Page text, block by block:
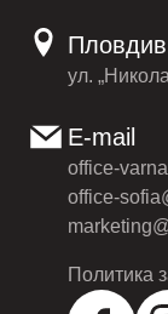
ул.
E-mail
office-
office-
Политика